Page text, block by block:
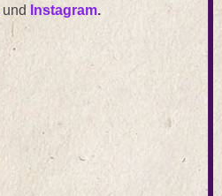
und Instagram.